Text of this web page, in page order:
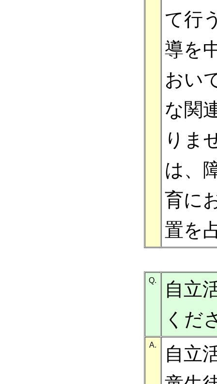
て行
導を
おい
な関
りま
は、
育に
置を
Q.
自立
くだ
A.
自立